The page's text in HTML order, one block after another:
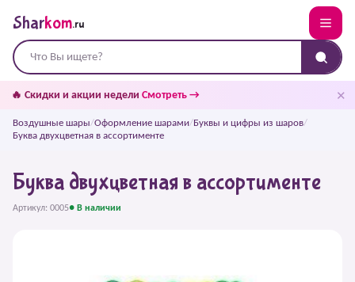
Sharkom.ru
🔥 Скидки и акции недели Смотреть → ✕
Воздушные шары/Оформление шарами/Буквы и цифры из шаров/
Буква двухцветная в ассортименте
Буква двухцветная в ассортименте
Артикул: 0005● В наличии